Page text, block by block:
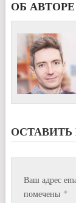
ОБ АВТОРЕ
Ваш адрес
помечены *